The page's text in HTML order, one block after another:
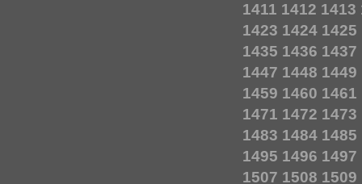
1411 1412 1413
1423 1424 1425
1435 1436 1437
1447 1448 1449
1459 1460 1461
1471 1472 1473
1483 1484 1485
1495 1496 1497
1507 1508 1509